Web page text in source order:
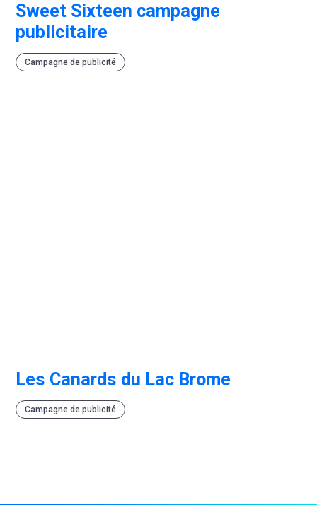
Sweet Sixteen campagne
publicitaire
Campagne de publicité
Les Canards du Lac Brome
Campagne de publicité